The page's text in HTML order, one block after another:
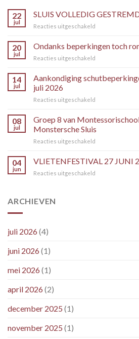
22
jul
SLUIS VOLLEDIG
Reacties uitgeschakeld
VOLLEDIG
GESTREMD
JULI
20
jul
Ondanks beperkingen toch
Reacties uitgeschakeld
beperkingen
toch
SLUIS
14
jul
Aankondiging
juli 2026
Reacties uitgeschakeld
per
donderdag
2026
08
jul
Groep 8 van
Monstersche Sluis
Reacties uitgeschakeld
8
van
04
jun
VLIETENFESTIVAL 27 JUNI
Reacties uitgeschakeld
ARCHIEVEN
juli 2026 (4)
juni 2026 (1)
mei 2026 (1)
april 2026 (2)
december 2025 (1)
november 2025 (1)